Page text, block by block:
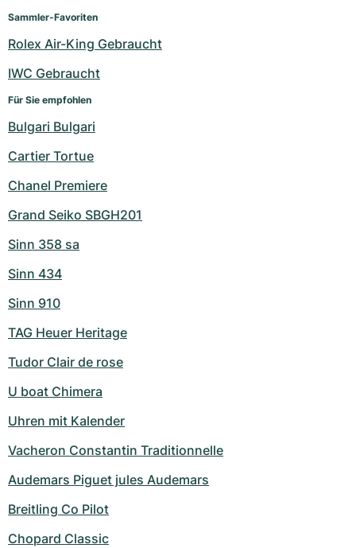
Sammler-Favoriten
Rolex Air-King Gebraucht
IWC Gebraucht
Für Sie empfohlen
Bulgari Bulgari
Cartier Tortue
Chanel Premiere
Grand Seiko SBGH201
Sinn 358 sa
Sinn 434
Sinn 910
TAG Heuer Heritage
Tudor Clair de rose
U boat Chimera
Uhren mit Kalender
Vacheron Constantin Traditionnelle
Audemars Piguet jules Audemars
Breitling Co Pilot
Chopard Classic